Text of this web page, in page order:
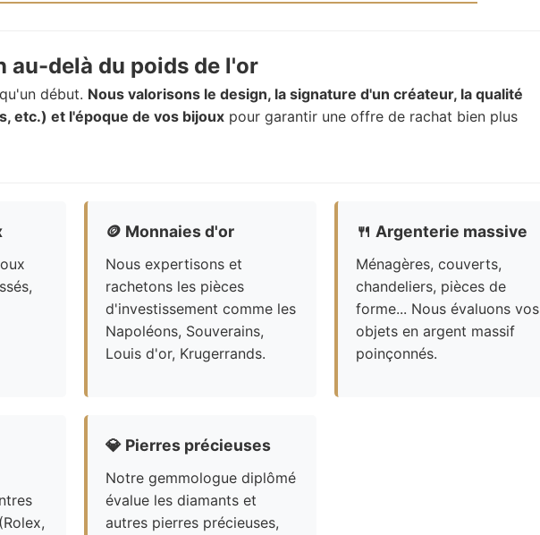
delà du poids de l'or
début. Nous valorisons le design, la signature d'un créateur, la qualité
etc.) et l'époque de vos bijoux pour garantir une offre de rachat bien plus
🪙 Monnaies d'or
Nous expertisons et
rachetons les pièces
d'investissement comme les
Napoléons, Souverains,
Louis d'or, Krugerrands.
🍴 Argenterie massive
Ménagères, couverts,
chandeliers, pièces de
forme... Nous évaluons vos
objets en argent massif
poinçonnés.
💎 Pierres précieuses
Notre gemmologue diplômé
évalue les diamants et
autres pierres précieuses,